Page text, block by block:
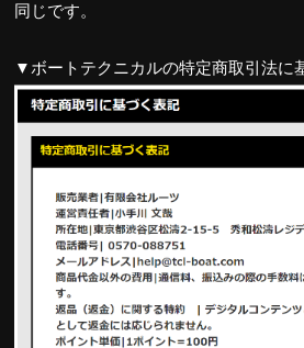
同じです。
▼ボートテクニカルの特定商取引法に